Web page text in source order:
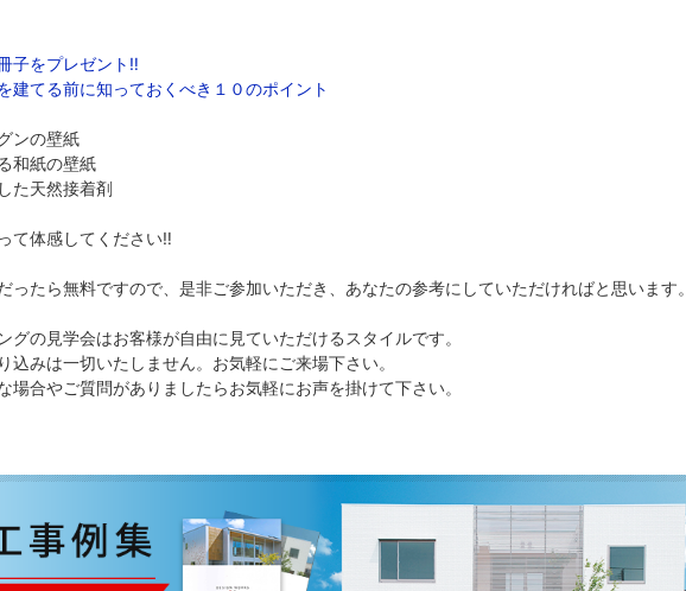
子をプレゼント‼
建てる前に知っておくべき１０のポイント
ンの壁紙
和紙の壁紙
た天然接着剤
て体感してください‼
ったら無料ですので、是非ご参加いただき、あなたの参考にしていただければと思います。
グの見学会はお客様が自由に見ていただけるスタイルです。
込みは一切いたしません。お気軽にご来場下さい。
場合やご質問がありましたらお気軽にお声を掛けて下さい。